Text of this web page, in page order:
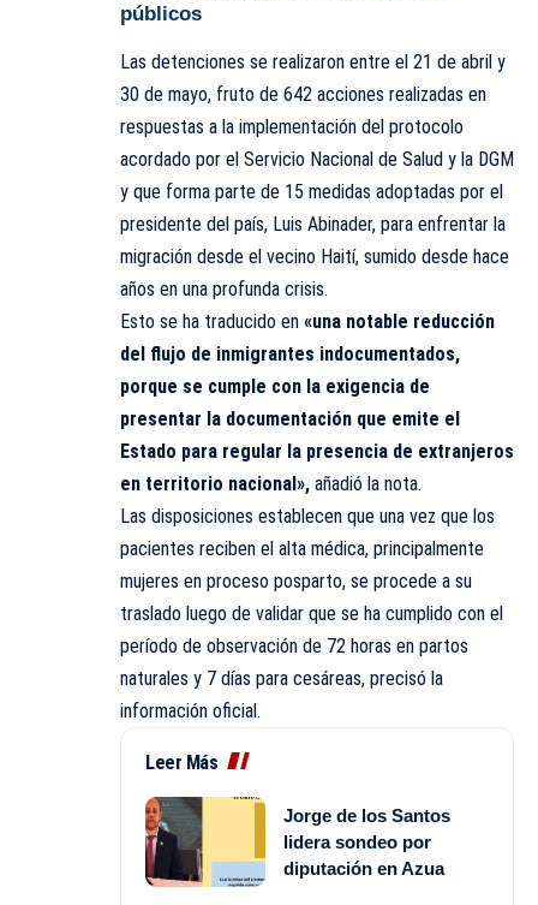
públicos
Las detenciones se realizaron entre el 21 de abril y
30 de mayo, fruto de 642 acciones realizadas en
respuestas a la implementación del protocolo
acordado por el Servicio Nacional de Salud y la DGM
y que forma parte de 15 medidas adoptadas por el
presidente del país, Luis Abinader, para enfrentar la
migración desde el vecino Haití, sumido desde hace
años en una profunda crisis.
Esto se ha traducido en «una notable reducción
del flujo de inmigrantes indocumentados,
porque se cumple con la exigencia de
presentar la documentación que emite el
Estado para regular la presencia de extranjeros
en territorio nacional», añadió la nota.
Las disposiciones establecen que una vez que los
pacientes reciben el alta médica, principalmente
mujeres en proceso posparto, se procede a su
traslado luego de validar que se ha cumplido con el
período de observación de 72 horas en partos
naturales y 7 días para cesáreas, precisó la
información oficial.
Leer Más
Jorge de los Santos
lidera sondeo por
diputación en Azua